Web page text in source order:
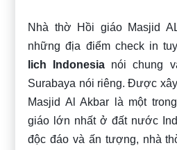
Nhà thờ Hồi giáo Masjid
những địa điểm check in
lich Indonesia nói chung
Surabaya nói riêng. Được
Masjid Al Akbar là một
giáo lớn nhất ở đất nước
độc đáo và ấn tượng, nhà